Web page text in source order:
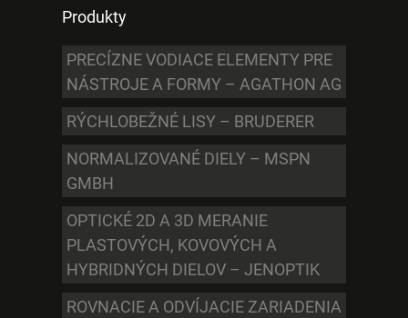
Produkty
PRECÍZNE VODIACE ELEMENTY PRE
NÁSTROJE A FORMY – AGATHON AG
RÝCHLOBEŽNÉ LISY – BRUDERER
NORMALIZOVANÉ DIELY – MSPN
GMBH
OPTICKÉ 2D A 3D MERANIE
PLASTOVÝCH, KOVOVÝCH A
HYBRIDNÝCH DIELOV – JENOPTIK
ROVNACIE A ODVÍJACIE ZARIADENIA